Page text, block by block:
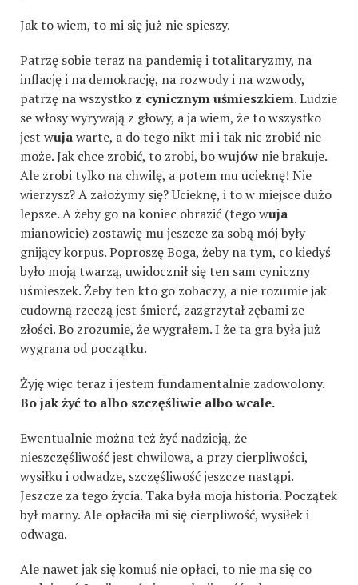
Jak to wiem, to mi się już nie spieszy.
Patrzę sobie teraz na pandemię i totalitaryzmy, na
inflację i na demokrację, na rozwody i na wzwody,
patrzę na wszystko z cynicznym uśmieszkiem. Ludzie
se włosy wyrywają z głowy, a ja wiem, że to wszystko
jest wujawarte, a do tego nikt mi i tak nic zrobić nie
może. Jak chce zrobić, to zrobi, bo wujów nie brakuje.
Ale zrobi tylko na chwilę, a potem mu ucieknę! Nie
wierzysz? A założymy się? Ucieknę, i to w miejsce dużo
lepsze. A żeby go na koniec obrazić (tego wuja
mianowicie) zostawię mu jeszcze za sobą mój były
gnijący korpus. Poproszę Boga, żeby na tym, co kiedyś
było moją twarzą, uwidocznił się ten sam cyniczny
uśmieszek. Żeby ten kto go zobaczy, a nie rozumie jak
cudowną rzeczą jest śmierć, zazgrzytał zębami ze
złości. Bo zrozumie, że wygrałem. I że ta gra była już
wygrana od początku.
Żyję więc teraz i jestem fundamentalnie zadowolony.
Bo jak żyć to albo szczęśliwie albo wcale.
Ewentualnie można też żyć nadzieją, że
nieszczęśliwość jest chwilowa, a przy cierpliwości,
wysiłku i odwadze, szczęśliwość jeszcze nastąpi.
Jeszcze za tego życia. Taka była moja historia. Początek
był marny. Ale opłaciła mi się cierpliwość, wysiłek i
odwaga.
Ale nawet jak się komuś nie opłaci, to nie ma się co